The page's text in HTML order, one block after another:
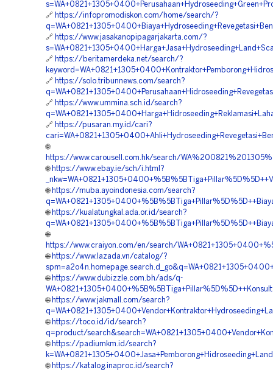
🔗 https://infopromodiskon.com/home/search/?
🔗 https://www.jasakanopipagarjakarta.com/?
🔗 https://beritamerdeka.net/search/?
🔗 https://solo.tribunnews.com/search?
🔗 https://www.ummina.sch.id/search?
🔗 https://pusaran.my.id/cari?
🌐
https://www.carousell.com.hk/search/
🌐 https://www.ebay.ie/sch/i.html?
🌐 https://muba.ayoindonesia.com/search?
🌐 https://kualatungkal.ada.or.id/search?
🌐
https://www.craiyon.com/en/search/
🌐 https://www.lazada.vn/catalog/?
🌐 https://www.dubizzle.com.bh/ads/q-
🌐 https://www.jakmall.com/search?
🌐 https://toco.id/id/search?
q=product/
🌐 https://padiumkm.id/search?
🌐 https://katalog.inaproc.id/search?